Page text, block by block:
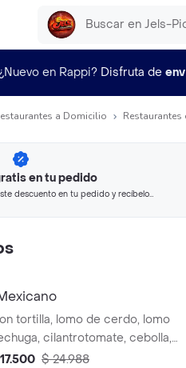
en Rappi? Disfruta de
a Domicilio Restaurantes
en tu pedido
descuento en tu pedido y recíbelo
tortilla, lomo de cerdo, lomo
cilantrotomate, cebolla,
fundido y salsas de la casa
$ 24.988